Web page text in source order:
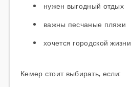
нужен выгодный отдых
важны песчаные пляжи
хочется городской жизни
Кемер стоит выбирать, если: